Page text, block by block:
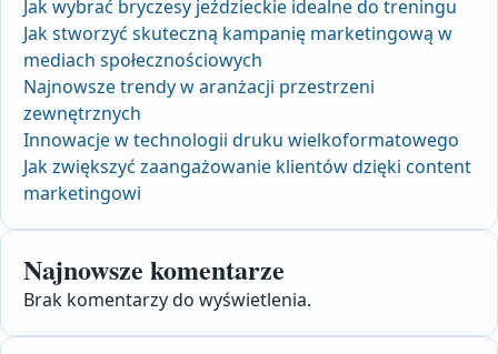
Jak wybrać bryczesy jeździeckie idealne do treningu
Jak stworzyć skuteczną kampanię marketingową w
mediach społecznościowych
Najnowsze trendy w aranżacji przestrzeni
zewnętrznych
Innowacje w technologii druku wielkoformatowego
Jak zwiększyć zaangażowanie klientów dzięki content
marketingowi
Najnowsze komentarze
Brak komentarzy do wyświetlenia.